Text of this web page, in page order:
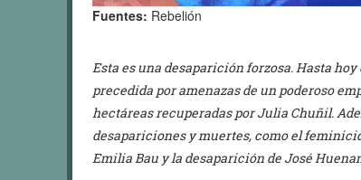
Fuentes: Rebelión
Esta es una desaparición forzosa. Hasta
precedida por amenazas de un poderoso
hectáreas recuperadas por Julia Chuñil.
desapariciones y muertes, como el
Emilia Bau y la desaparición de José